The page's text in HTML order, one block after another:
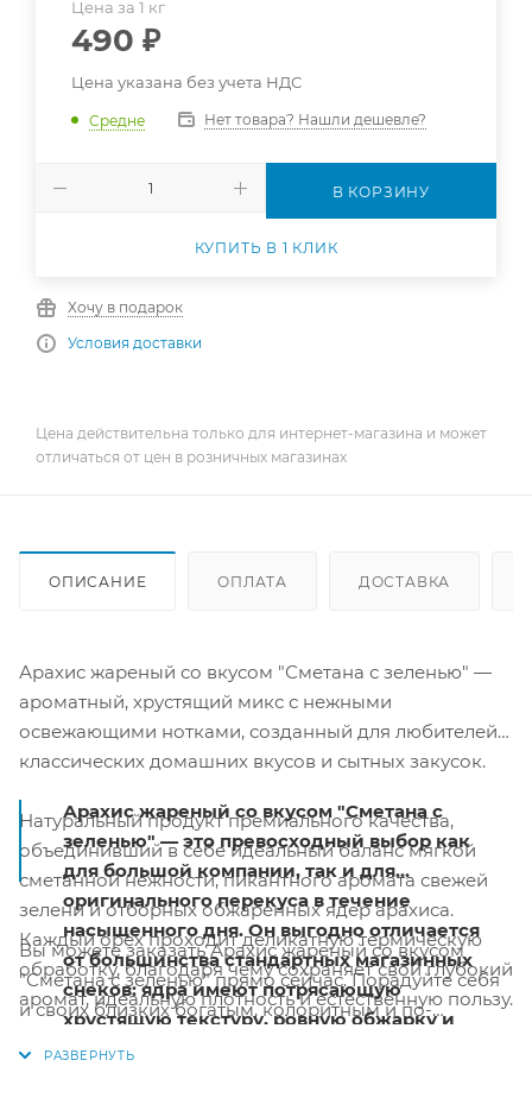
Цена за 1 кг
490 ₽
Цена указана без учета НДС
Средне Нет товара? Нашли дешевле?
В КОРЗИНУ
КУПИТЬ В 1 КЛИК
Хочу в подарок
Условия доставки
Цена действительна только для интернет-магазина и может
отличаться от цен в розничных магазинах
ОПИСАНИЕ ОПЛАТА ДОСТАВКА
Арахис жареный со вкусом "Сметана с зеленью" —
ароматный, хрустящий микс с нежными
освежающими нотками, созданный для любителей
классических домашних вкусов и сытных закусок.
Натуральный продукт премиального качества,
объединивший в себе идеальный баланс мягкой
сметанной нежности, пикантного аромата свежей
зелени и отборных обжаренных ядер арахиса.
Каждый орех проходит деликатную термическую
обработку, благодаря чему сохраняет свой глубокий
аромат, идеальную плотность и естественную пользу.
Продажа от уп/1.0 кг. Изготовлено: ИП Меликишвили
Арахис жареный со вкусом "Сметана с
зеленью" — это превосходный выбор как
для большой компании, так и для
оригинального перекуса в течение
насыщенного дня. Он выгодно отличается
от большинства стандартных магазинных
снеков: ядра имеют потрясающую
хрустящую текстуру, ровную обжарку и
сбалансированный пикантный вкус.
Вы можете заказать Арахис жареный со вкусом
"Сметана с зеленью" прямо сейчас. Порадуйте себя
и своих близких богатым, колоритным и по-